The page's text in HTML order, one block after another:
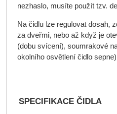
nezhaslo, musíte použít tzv.
Na čidlu lze regulovat dosah,
za dveřmi, nebo až když je
(dobu svícení), soumrakové
okolního osvětlení čidlo
SPECIFIKACE ČIDLA